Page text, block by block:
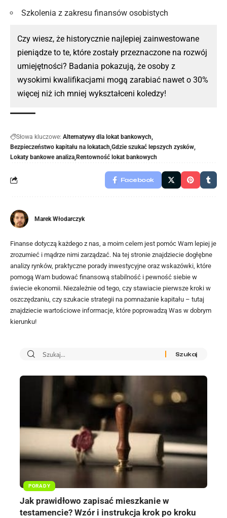
Szkolenia z zakresu finansów osobistych
Czy wiesz, że historycznie najlepiej zainwestowane
pieniądze to te, które zostały przeznaczone na rozwój
umiejętności? Badania pokazują, że osoby z
wysokimi kwalifikacjami mogą zarabiać nawet o 30%
więcej niż ich mniej wykształceni koledzy!
Słowa kluczowe: Alternatywy dla lokat bankowych
Bezpieczeństwo kapitału na lokatach Gdzie szukać lepszych zysków
Lokaty bankowe analiza Rentowność lokat bankowych
Facebook
Marek Włodarczyk
Finanse dotyczą każdego z nas, a moim celem jest pomóc Wam lepiej je
zrozumieć i mądrze nimi zarządzać. Na tej stronie znajdziecie dogłębne
analizy rynków, praktyczne porady inwestycyjne oraz wskazówki, które
pomogą Wam budować finansową stabilność i pewność siebie w
świecie ekonomii. Niezależnie od tego, czy stawiacie pierwsze kroki w
oszczędzaniu, czy szukacie strategii na pomnażanie kapitału – tutaj
znajdziecie wartościowe informacje, które poprowadzą Was w dobrym
kierunku!
PORADY
Jak prawidłowo zapisać mieszkanie w
testamencie? Wzór i instrukcja krok po kroku